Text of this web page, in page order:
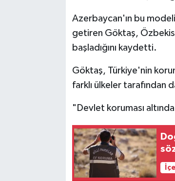
Azerbaycan'ın bu
getiren Göktaş,
başladığını kaydetti.
Göktaş, Türkiye'nin
farklı ülkeler tarafından
"Devlet koruması